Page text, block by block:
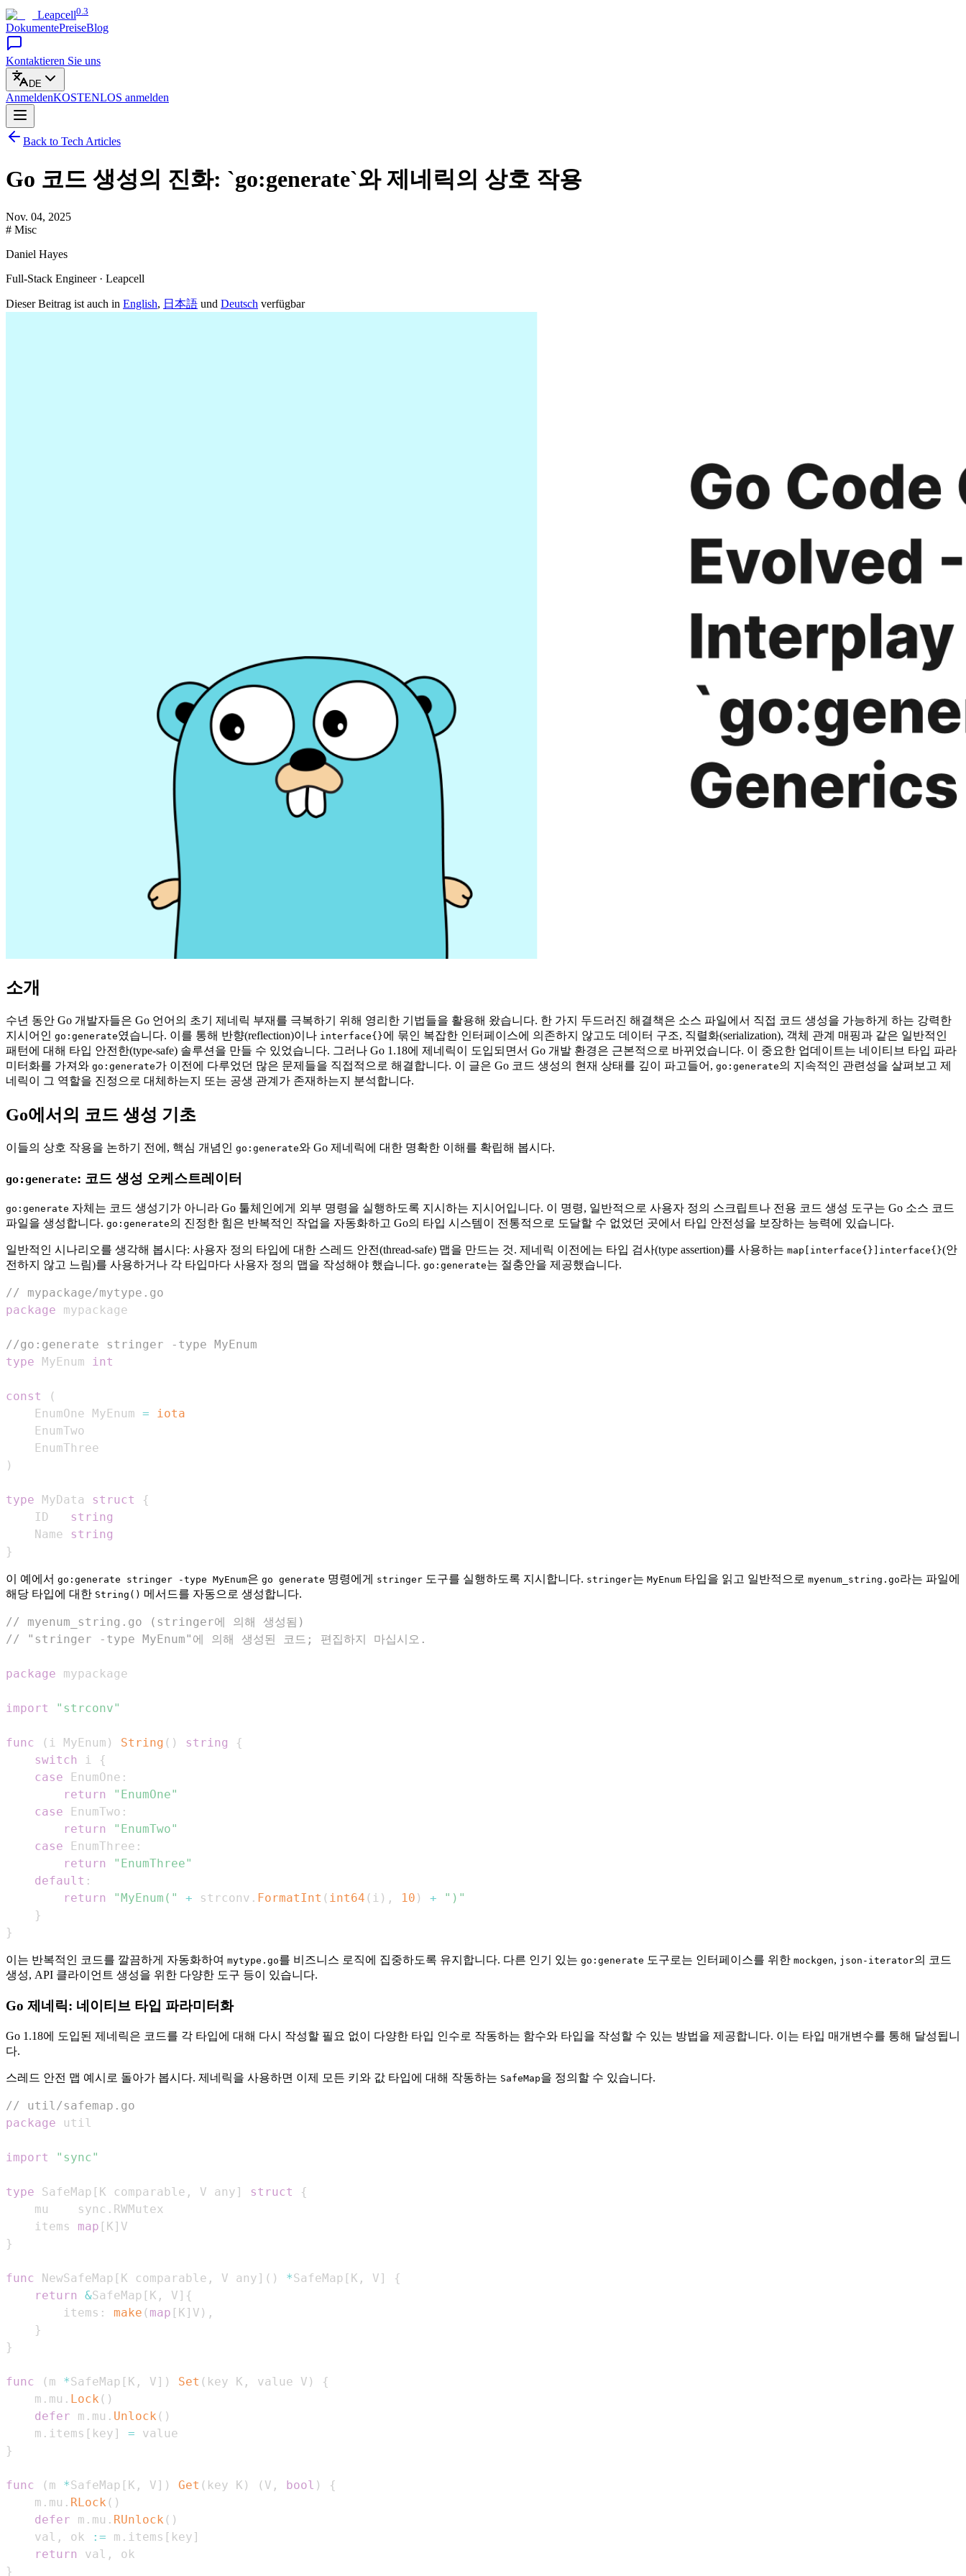
Leapcell0.3
DokumentePreiseBlog
Kontaktieren Sie uns
DE
AnmeldenKOSTENLOS anmelden
Back to Tech Articles
Go 코드 생성의 진화: `go:generate`와 제네릭의 상호 작용
Nov. 04, 2025
# Misc
Daniel Hayes
Full-Stack Engineer · Leapcell
Dieser Beitrag ist auch in English, 日本語 und Deutsch verfügbar
소개
수년 동안 Go 개발자들은 Go 언어의 초기 제네릭 부재를 극복하기 위해 영리한 기법들을 활용해 왔습니다. 한 가지 두드러진 해결책은 소스 파일에서 직접 코드 생성을 가능하게 하는 강력한
지시어인 go:generate였습니다. 이를 통해 반향(reflection)이나 interface{}에 묶인 복잡한 인터페이스에 의존하지 않고도 데이터 구조, 직렬화(serialization), 객체 관계 매핑과 같은 일반적인
패턴에 대해 타입 안전한(type-safe) 솔루션을 만들 수 있었습니다. 그러나 Go 1.18에 제네릭이 도입되면서 Go 개발 환경은 근본적으로 바뀌었습니다. 이 중요한 업데이트는 네이티브 타입 파라
미터화를 가져와 go:generate가 이전에 다루었던 많은 문제들을 직접적으로 해결합니다. 이 글은 Go 코드 생성의 현재 상태를 깊이 파고들어, go:generate의 지속적인 관련성을 살펴보고 제
네릭이 그 역할을 진정으로 대체하는지 또는 공생 관계가 존재하는지 분석합니다.
Go에서의 코드 생성 기초
이들의 상호 작용을 논하기 전에, 핵심 개념인 go:generate와 Go 제네릭에 대한 명확한 이해를 확립해 봅시다.
go:generate: 코드 생성 오케스트레이터
go:generate 자체는 코드 생성기가 아니라 Go 툴체인에게 외부 명령을 실행하도록 지시하는 지시어입니다. 이 명령, 일반적으로 사용자 정의 스크립트나 전용 코드 생성 도구는 Go 소스 코드
파일을 생성합니다. go:generate의 진정한 힘은 반복적인 작업을 자동화하고 Go의 타입 시스템이 전통적으로 도달할 수 없었던 곳에서 타입 안전성을 보장하는 능력에 있습니다.
일반적인 시나리오를 생각해 봅시다: 사용자 정의 타입에 대한 스레드 안전(thread-safe) 맵을 만드는 것. 제네릭 이전에는 타입 검사(type assertion)를 사용하는 map[interface{}]interface{}(안
전하지 않고 느림)를 사용하거나 각 타입마다 사용자 정의 맵을 작성해야 했습니다. go:generate는 절충안을 제공했습니다.
// mypackage/mytype.go
package
//go:generate stringer -type MyEnum
type MyEnum int
const
(
	EnumOne MyEnum
=
iota
)
type MyData struct
{
    ID
string
    Name
string
}
이 예에서 go:generate stringer -type MyEnum은 go generate 명령에게 stringer 도구를 실행하도록 지시합니다. stringer는 MyEnum 타입을 읽고 일반적으로 myenum_string.go라는 파일에
해당 타입에 대한 String() 메서드를 자동으로 생성합니다.
// myenum_string.go (stringer에 의해 생성됨)
// "stringer -type MyEnum"에 의해 생성된 코드; 편집하지 마십시오.
package
import "strconv"
func ( i MyEnum ) String ( ) string
{
switch
i
{
case EnumOne :
return
"EnumOne"
case EnumTwo :
return
"EnumTwo"
case EnumThree :
return
"EnumThree"
default :
return
"MyEnum(" + strconv . FormatInt ( int64 ( i ) , 10 ) +
")"
}
}
이는 반복적인 코드를 깔끔하게 자동화하여 mytype.go를 비즈니스 로직에 집중하도록 유지합니다. 다른 인기 있는 go:generate 도구로는 인터페이스를 위한 mockgen, json-iterator의 코드
생성, API 클라이언트 생성을 위한 다양한 도구 등이 있습니다.
Go 제네릭: 네이티브 타입 파라미터화
Go 1.18에 도입된 제네릭은 코드를 각 타입에 대해 다시 작성할 필요 없이 다양한 타입 인수로 작동하는 함수와 타입을 작성할 수 있는 방법을 제공합니다. 이는 타입 매개변수를 통해 달성됩니
다.
스레드 안전 맵 예시로 돌아가 봅시다. 제네릭을 사용하면 이제 모든 키와 값 타입에 대해 작동하는 SafeMap을 정의할 수 있습니다.
// util/safemap.go
package
import "sync"
type SafeMap [ K comparable , V any ] struct
{
	mu    sync
.
	items
map [ K ]
}
func NewSafeMap [ K comparable , V any ] ( ) *SafeMap [ K , V ]
{
return
&SafeMap [ K , V ] {
		items
: make ( map [ K ] V ) ,
}
}
func ( m *SafeMap [ K , V ] ) Set ( key K , value V )
{
	m
. mu . Lock ( )
defer m . mu . Unlock ( )
	m
. items [ key ] =
}
func ( m *SafeMap [ K , V ] ) Get ( key K ) ( V , bool )
{
	m
. mu . RLock ( )
defer m . mu . RUnlock ( )
	val
, ok := m . items [ key ]
return
val ,
}